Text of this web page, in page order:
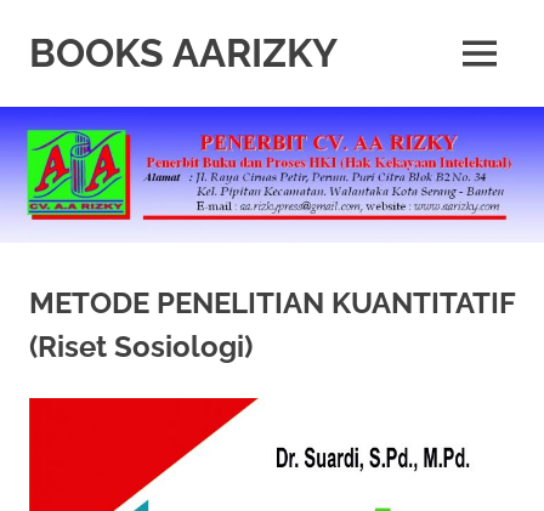
contentBOOKS AARIZKY
Buku
Berkualitas
MENU
METODE PENELITIAN KUANTITATIF
(Riset Sosiologi)